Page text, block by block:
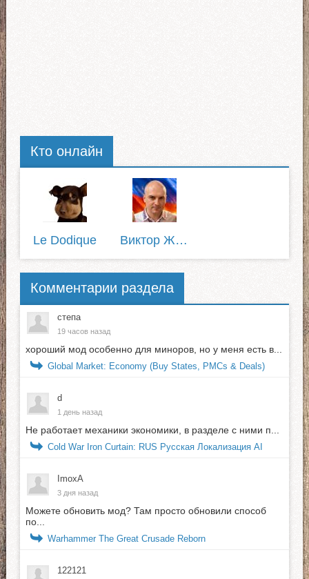
Кто онлайн
Le Dodique Виктор Жилин
Комментарии раздела
степа
19 часов назад
хороший мод особенно для миноров, но у меня есть в...
Global Market: Economy (Buy States, PMCs & Deals)
d
1 день назад
Не работает механики экономики, в разделе с ними п...
Cold War Iron Curtain: RUS Русская Локализация AI
ImoxA
3 дня назад
Можете обновить мод? Там просто обновили способ
по...
Warhammer The Great Crusade Reborn
122121